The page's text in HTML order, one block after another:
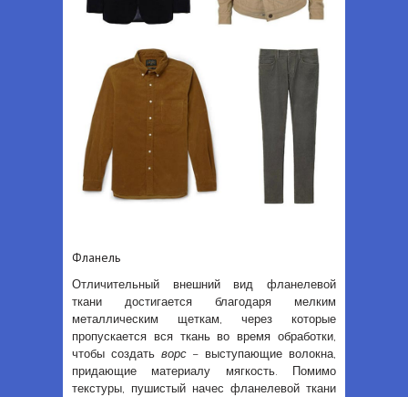
Фланель
Отличительный внешний вид фланелевой
ткани достигается благодаря мелким
металлическим щеткам, через которые
пропускается вся ткань во время обработки,
чтобы создать ворс– выступающие волокна,
придающие материалу мягкость. Помимо
текстуры, пушистый начес фланелевой ткани